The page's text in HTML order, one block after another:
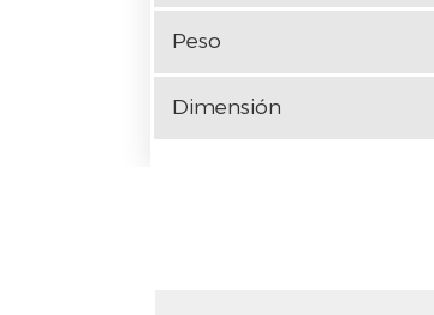
Peso
Dimensión